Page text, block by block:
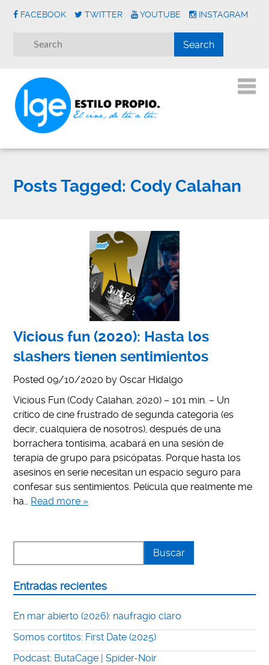
FACEBOOK TWITTER YOUTUBE INSTAGRAM
Posts Tagged: Cody Calahan
Vicious fun (2020): Hasta los
slashers tienen sentimientos
Posted 09/10/2020 byOscar Hidalgo
Vicious Fun (Cody Calahan, 2020) – 101 min. – Un
crítico de cine frustrado de segunda categoría (es
decir, cualquiera de nosotros), después de una
borrachera tontísima, acabará en una sesión de
terapia de grupo para psicópatas. Porque hasta los
asesinos en serie necesitan un espacio seguro para
confesar sus sentimientos. Película que realmente me
ha… Read more »
Entradas recientes
En mar abierto (2026): naufragio claro
Somos cortitos: First Date (2025)
Podcast: ButaCage | Spider-Noir